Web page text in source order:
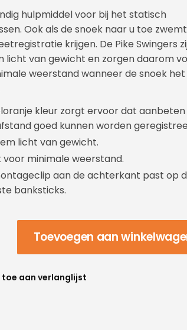
hulpmiddel voor bij het statisch
Ook als de snoek naar u toe
krijgen. De Pike Swingers
licht van gewicht en zorgen daarom
weerstand wanneer de snoek het
kleur zorgt ervoor dat
goed kunnen worden
licht van gewicht.
voor minimale weerstand.
aan de achterkant past op
banksticks.
Toevoegen aan
toe aan verlanglijst